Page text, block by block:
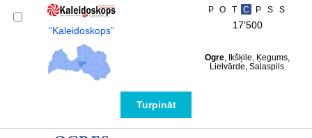
“Kaleidoskops”
P O T C P S S
17'500
Ogre, Ikšķile, Ķegums,
Lielvārde, Salaspils
Turpināt